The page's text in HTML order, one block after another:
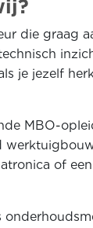
die graag
je jezelf
MBO-
of